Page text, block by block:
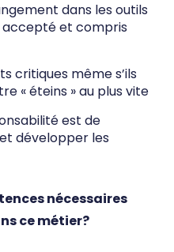
dans les outils
et compris
critiques même s’ils
« éteins » au plus vite
est de
développer les
nécessaires
ce métier?